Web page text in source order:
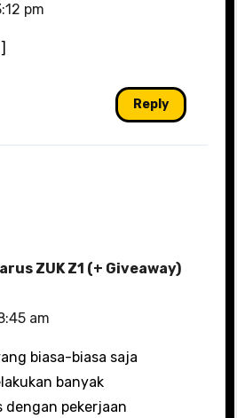
pm
Reply
ZUK Z1 (+ Giveaway)
am
biasa-biasa saja
banyak
dengan pekerjaan